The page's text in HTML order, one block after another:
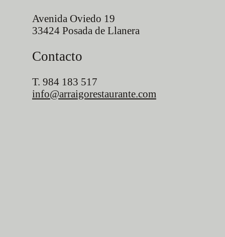
Avenida Oviedo 19
33424 Posada de Llanera
Contacto
T. 984 183 517
info@arraigorestaurante.com